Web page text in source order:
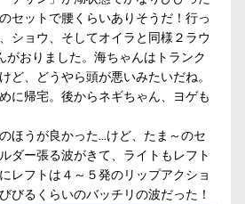
セットで腰くらいありそうだ！行っ
ショウ、そしてオイラと同様２ラウ
がおりました。海ちゃんはトランク
ど、どうやら頭が悪いみたいだね。
に帰宅。後からネギちゃん、ヨゲも
ほうが良かった…けど、たま～のセ
ダー張る波がきて、ライトもレフト
レフトは４～５発のリップアクショ
びるくらいのバッチリの波だった！